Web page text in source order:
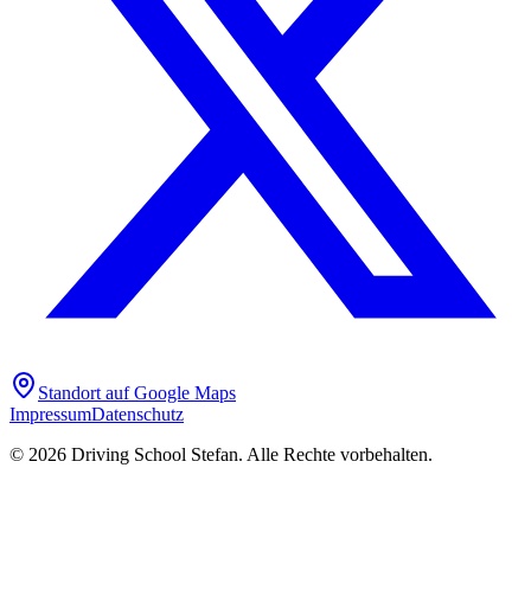
Standort auf Google Maps
ImpressumDatenschutz
© 2026 Driving School Stefan. Alle Rechte vorbehalten.